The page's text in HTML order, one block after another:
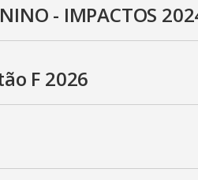
- IMPACTOS
F 2026